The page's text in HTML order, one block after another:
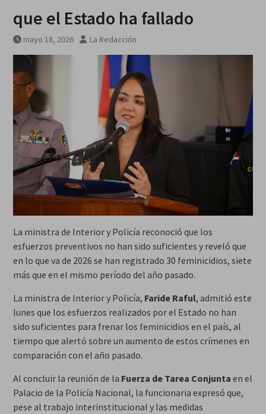
que el Estado ha fallado
mayo 18, 2026 La Redacción
La ministra de Interior y Policía reconoció que los
esfuerzos preventivos no han sido suficientes y reveló que
en lo que va de 2026 se han registrado 30 feminicidios, siete
más que en el mismo período del año pasado.
La ministra de Interior y Policía, Faride Raful, admitió este
lunes que los esfuerzos realizados por el Estado no han
sido suficientes para frenar los feminicidios en el país, al
tiempo que alertó sobre un aumento de estos crímenes en
comparación con el año pasado.
Al concluir la reunión de la Fuerza de Tarea Conjunta en el
Palacio de la Policía Nacional, la funcionaria expresó que,
pese al trabajo interinstitucional y las medidas